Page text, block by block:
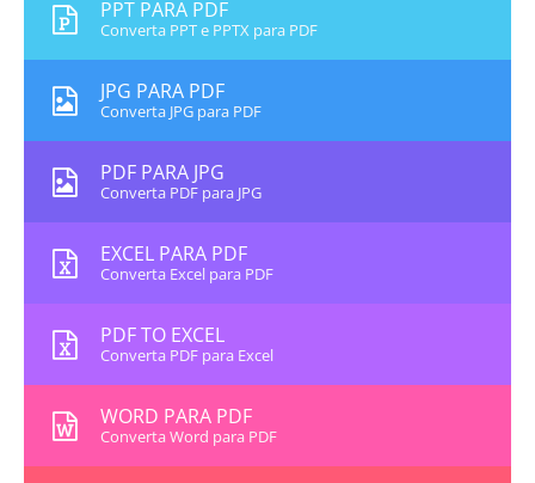
PPT PARA PDF
Converta PPT e PPTX para PDF
JPG PARA PDF
Converta JPG para PDF
PDF PARA JPG
Converta PDF para JPG
EXCEL PARA PDF
Converta Excel para PDF
PDF TO EXCEL
Converta PDF para Excel
WORD PARA PDF
Converta Word para PDF